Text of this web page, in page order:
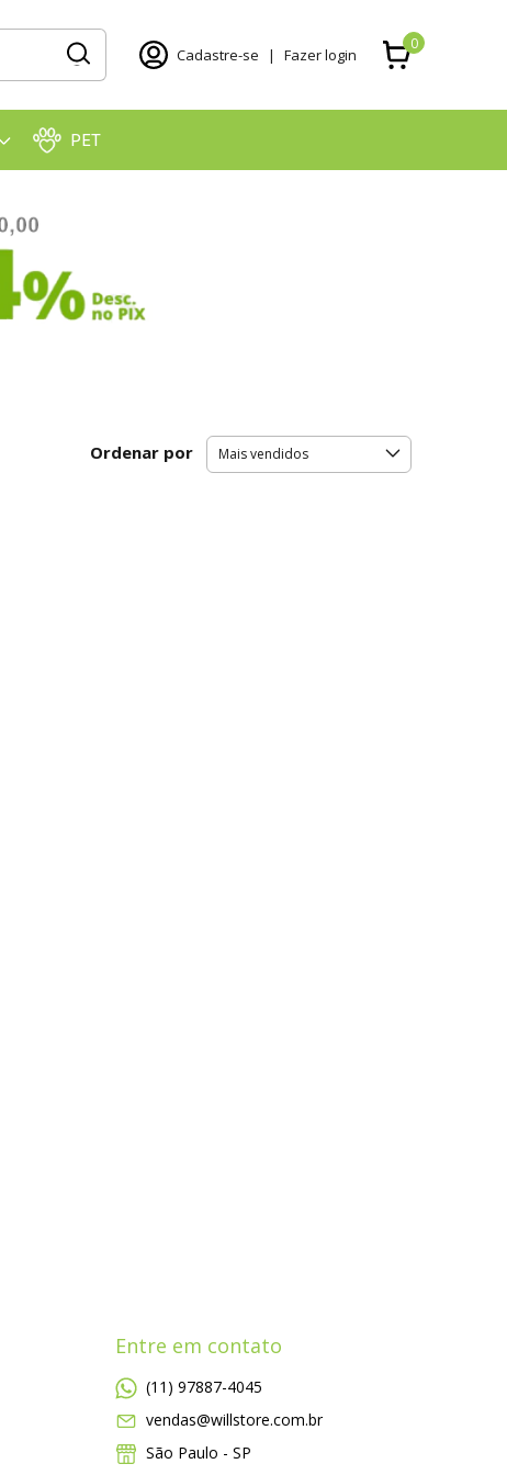
Cadastre-se | Fazer login
0
PET
Ordenar por
Entre em contato
(11) 97887-4045
vendas@willstore.com.br
São Paulo - SP